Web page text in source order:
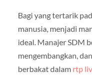
Bagi yang tertarik
manusia, menjadi
ideal. Manajer SDM
mengembangkan,
berbakat dalam rtp